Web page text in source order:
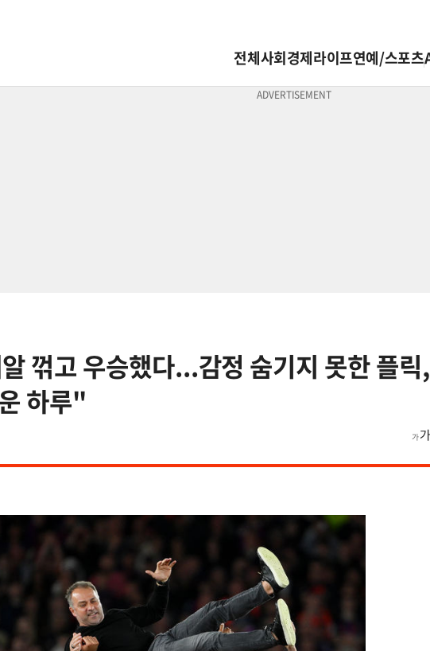
전체사회경제라이프연예/스포츠
꺾고 우승했다...감정 숨기지 못한 플릭,
하루"